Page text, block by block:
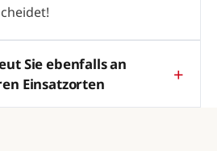
Sie ebenfalls an
Einsatzorten